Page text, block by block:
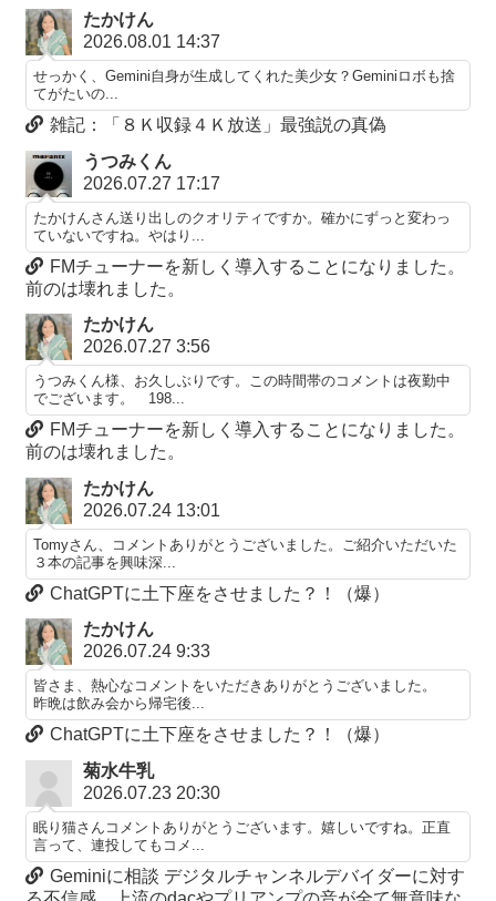
たかけん
2026.08.01 14:37
せっかく、Gemini自身が生成してくれた美少女？Geminiロボも捨
てがたいの...
雑記：「８Ｋ収録４Ｋ放送」最強説の真偽
うつみくん
2026.07.27 17:17
たかけんさん送り出しのクオリティですか。確かにずっと変わっ
ていないですね。やはり...
FMチューナーを新しく導入することになりました。
前のは壊れました。
たかけん
2026.07.27 3:56
うつみくん様、お久しぶりです。この時間帯のコメントは夜勤中
でございます。 198...
FMチューナーを新しく導入することになりました。
前のは壊れました。
たかけん
2026.07.24 13:01
Tomyさん、コメントありがとうございました。ご紹介いただいた
３本の記事を興味深...
ChatGPTに土下座をさせました？！（爆）
たかけん
2026.07.24 9:33
皆さま、熱心なコメントをいただきありがとうございました。
昨晩は飲み会から帰宅後...
ChatGPTに土下座をさせました？！（爆）
菊水牛乳
2026.07.23 20:30
眠り猫さんコメントありがとうございます。嬉しいですね。正直
言って、連投してもコメ...
Geminiに相談 デジタルチャンネルデバイダーに対す